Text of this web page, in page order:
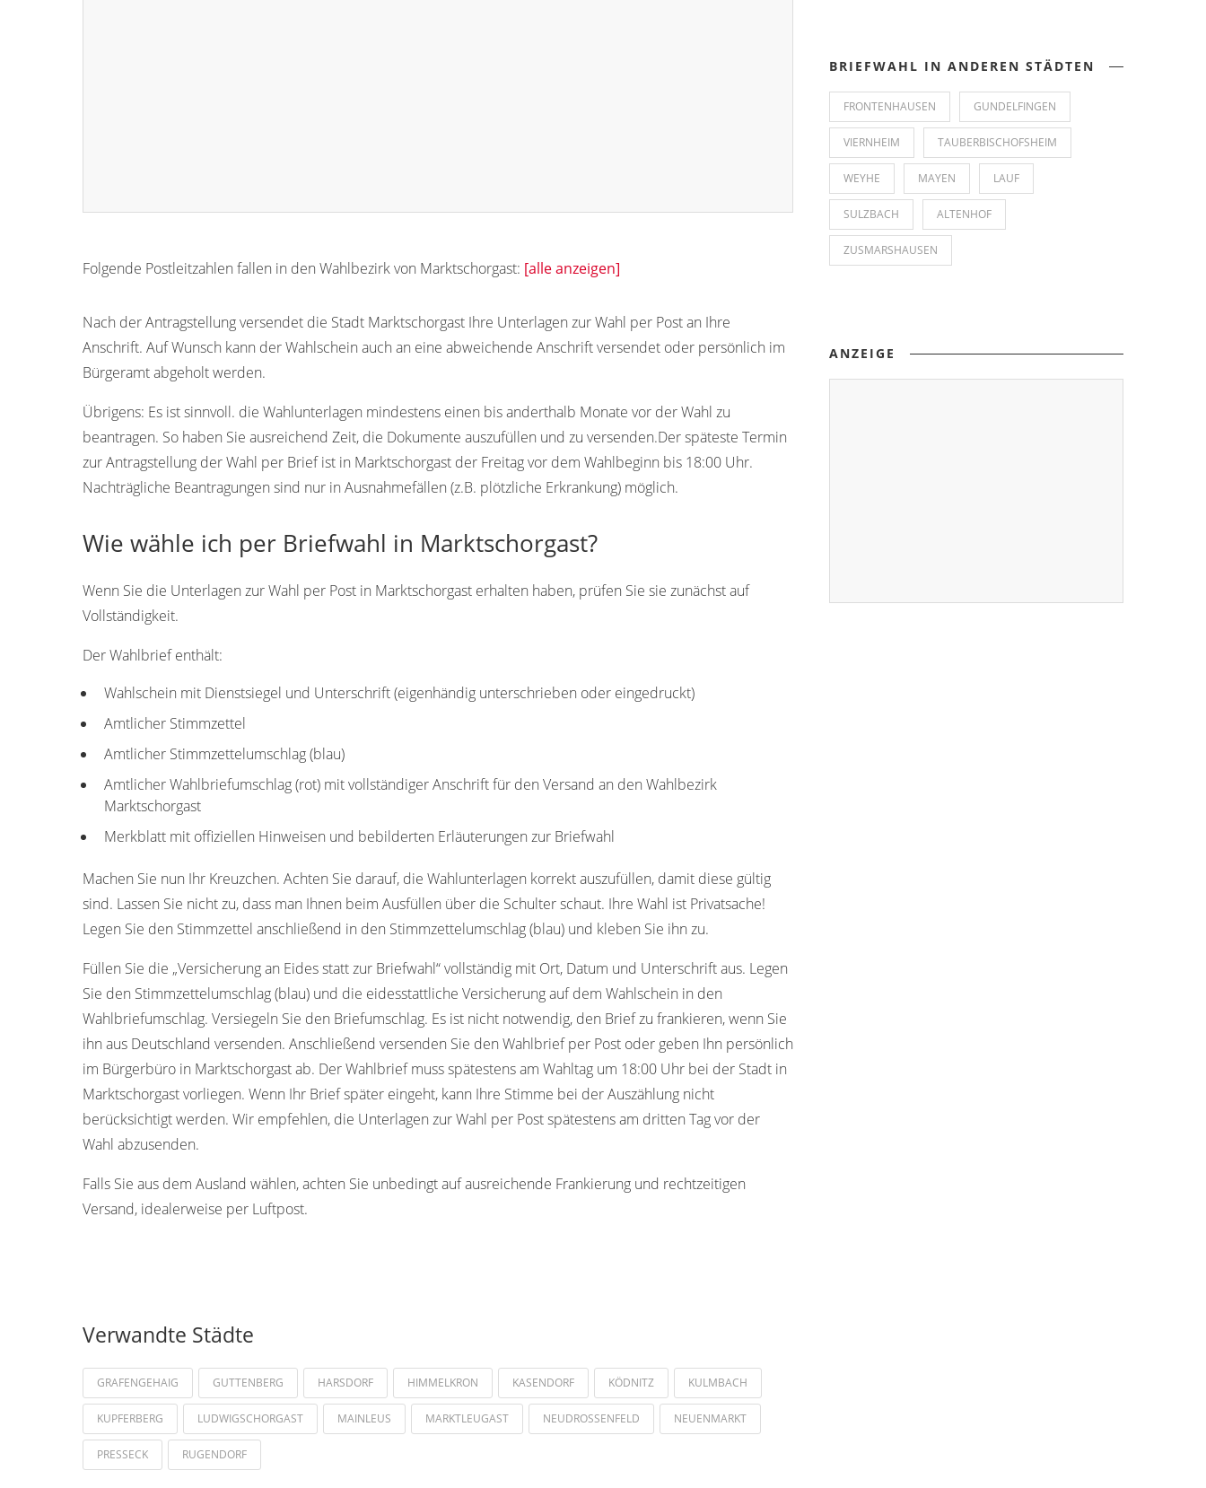
Folgende Postleitzahlen fallen in den Wahlbezirk von Marktschorgast: [alle anzeigen]
Nach der Antragstellung versendet die Stadt Marktschorgast Ihre Unterlagen zur Wahl per Post an Ihre
Anschrift. Auf Wunsch kann der Wahlschein auch an eine abweichende Anschrift versendet oder persönlich im
Bürgeramt abgeholt werden.
Übrigens: Es ist sinnvoll. die Wahlunterlagen mindestens einen bis anderthalb Monate vor der Wahl zu
beantragen. So haben Sie ausreichend Zeit, die Dokumente auszufüllen und zu versenden.Der späteste Termin
zur Antragstellung der Wahl per Brief ist in Marktschorgast der Freitag vor dem Wahlbeginn bis 18:00 Uhr.
Nachträgliche Beantragungen sind nur in Ausnahmefällen (z.B. plötzliche Erkrankung) möglich.
Wie wähle ich per Briefwahl in Marktschorgast?
Wenn Sie die Unterlagen zur Wahl per Post in Marktschorgast erhalten haben, prüfen Sie sie zunächst auf
Vollständigkeit.
Der Wahlbrief enthält:
Wahlschein mit Dienstsiegel und Unterschrift (eigenhändig unterschrieben oder eingedruckt)
Amtlicher Stimmzettel
Amtlicher Stimmzettelumschlag (blau)
Amtlicher Wahlbriefumschlag (rot) mit vollständiger Anschrift für den Versand an den Wahlbezirk
Marktschorgast
Merkblatt mit offiziellen Hinweisen und bebilderten Erläuterungen zur Briefwahl
Machen Sie nun Ihr Kreuzchen. Achten Sie darauf, die Wahlunterlagen korrekt auszufüllen, damit diese gültig
sind. Lassen Sie nicht zu, dass man Ihnen beim Ausfüllen über die Schulter schaut. Ihre Wahl ist Privatsache!
Legen Sie den Stimmzettel anschließend in den Stimmzettelumschlag (blau) und kleben Sie ihn zu.
Füllen Sie die „Versicherung an Eides statt zur Briefwahl“ vollständig mit Ort, Datum und Unterschrift aus. Legen
Sie den Stimmzettelumschlag (blau) und die eidesstattliche Versicherung auf dem Wahlschein in den
Wahlbriefumschlag. Versiegeln Sie den Briefumschlag. Es ist nicht notwendig, den Brief zu frankieren, wenn Sie
ihn aus Deutschland versenden. Anschließend versenden Sie den Wahlbrief per Post oder geben Ihn persönlich
im Bürgerbüro in Marktschorgast ab. Der Wahlbrief muss spätestens am Wahltag um 18:00 Uhr bei der Stadt in
Marktschorgast vorliegen. Wenn Ihr Brief später eingeht, kann Ihre Stimme bei der Auszählung nicht
berücksichtigt werden. Wir empfehlen, die Unterlagen zur Wahl per Post spätestens am dritten Tag vor der
Wahl abzusenden.
Falls Sie aus dem Ausland wählen, achten Sie unbedingt auf ausreichende Frankierung und rechtzeitigen
Versand, idealerweise per Luftpost.
Verwandte Städte
GRAFENGEHAIG GUTTENBERG HARSDORF HIMMELKRON KASENDORF KÖDNITZ KULMBACH
KUPFERBERG LUDWIGSCHORGAST MAINLEUS MARKTLEUGAST NEUDROSSENFELD NEUENMARKT
PRESSECK RUGENDORF
BRIEFWAHL IN ANDEREN STÄDTEN
FRONTENHAUSEN GUNDELFINGEN
VIERNHEIM TAUBERBISCHOFSHEIM
WEYHE MAYEN LAUF
SULZBACH ALTENHOF
ZUSMARSHAUSEN
ANZEIGE